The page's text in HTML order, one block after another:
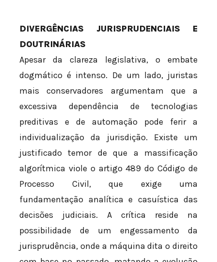
DIVERGÊNCIAS JURISPRUDENCIAIS E
DOUTRINÁRIAS
Apesar da clareza legislativa, o embate
dogmático é intenso. De um lado, juristas
mais conservadores argumentam que a
excessiva dependência de tecnologias
preditivas e de automação pode ferir a
individualização da jurisdição. Existe um
justificado temor de que a massificação
algorítmica viole o artigo 489 do Código de
Processo Civil, que exige uma
fundamentação analítica e casuística das
decisões judiciais. A crítica reside na
possibilidade de um engessamento da
jurisprudência, onde a máquina dita o direito